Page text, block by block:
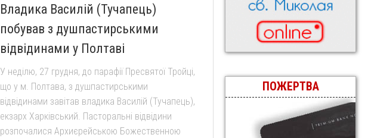
Владика Василій (Тучапець)
побував з душпастирськими
відвідинами у Полтаві
У неділю, 27 грудня, до парафії Пресвятої Тройці,
що у м. Полтава, з душпастирськими
відвідинами завітав владика Василій (Тучапець),
екзарх Харківський. Пасторальні відвідини
розпочалися Архиєрейською Божественною
ПОЖЕРТВА